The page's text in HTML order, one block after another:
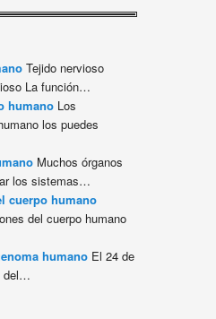
Tejido nervioso
La función…
humano Los
los puedes
Muchos órganos
los sistemas…
cuerpo humano
del cuerpo humano
humano El 24 de
del…